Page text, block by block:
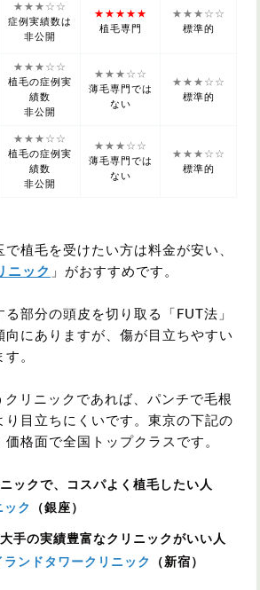
★★★☆☆
症例実績数は
非公開
★★★★★
植毛専門
★★★☆☆
標準的
★★★☆☆
植毛の症例実
績数
非公開
★★★☆☆
薄毛専門では
ない
★★★☆☆
標準的
★★★☆☆
植毛の症例実
績数
非公開
★★★☆☆
薄毛専門では
ない
★★★☆☆
標準的
で植毛を受けたい方は料金が安い、
ニック 」がおすすめです。
部分の頭皮を切り取る「FUT法」
向にありますが、傷が目立ちやすい
。
クリニックであれば、パンチで毛根
り目立ちにくいです。東京の下記の
格面で全国トップクラスです。
ックで、コスパよく植毛したい人
ック （銀座）
手の実績豊富なクリニックがいい人
ランドタワークリニック （新宿）